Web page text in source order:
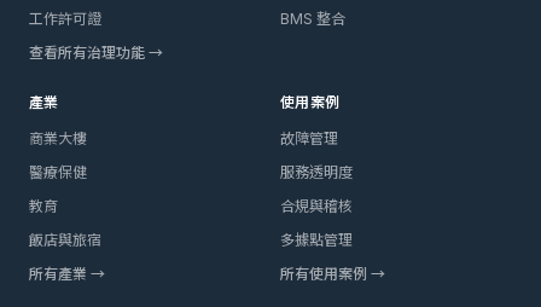
工作許可證
查看所有治理功能 →
BMS 整合
產業
商業大樓
醫療保健
教育
飯店與旅宿
所有產業 →
使用案例
故障管理
服務透明度
合規與稽核
多據點管理
所有使用案例 →